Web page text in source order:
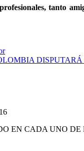
tanto
EN CADA UNO